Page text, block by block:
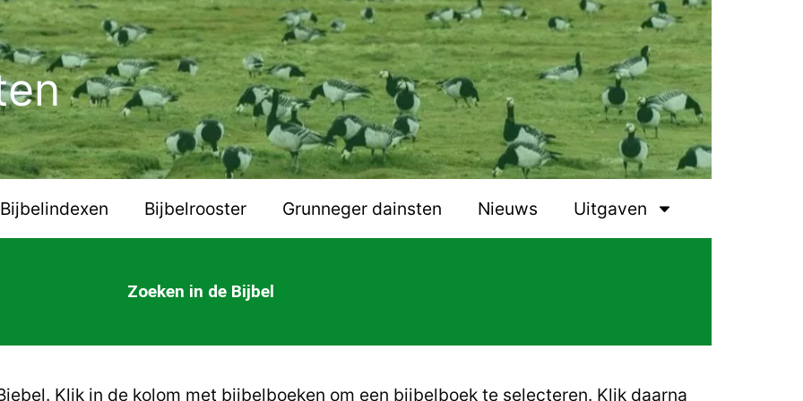
Bijbelindexen Bijbelrooster Grunneger dainsten Nieuws Uitgaven
Zoeken in de Bijbel
Klik in de kolom met bijbelboeken om een bijbelboek te selecteren. Klik daarna